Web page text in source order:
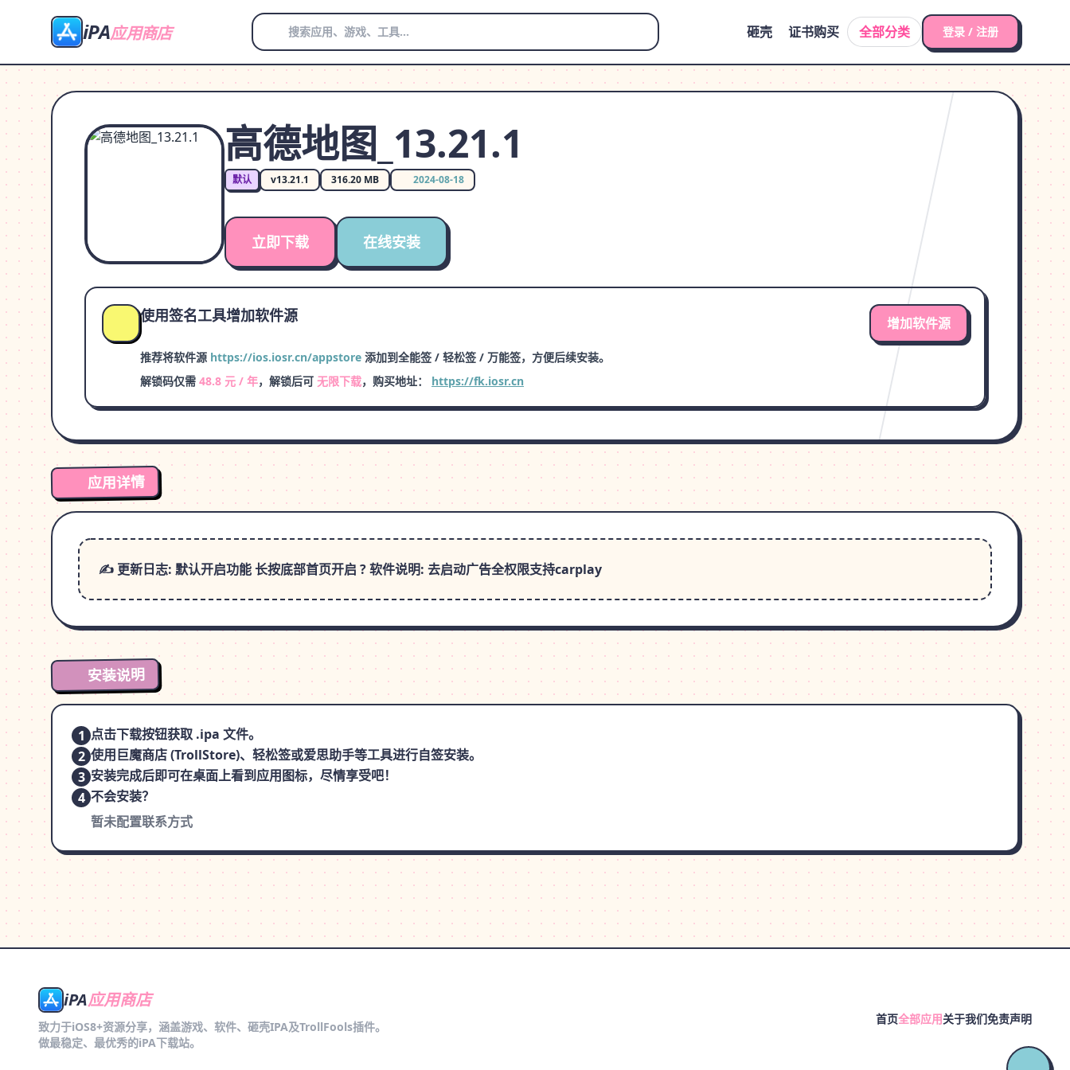
iPA应用商店 砸壳 证书购买 全部分类 登录 / 注册
高德地图_13.21.1
默认 v13.21.1 316.20 MB 2024-08-18
立即下载 在线安装
使用签名工具增加软件源 增加软件源
推荐将软件源 https://ios.iosr.cn/appstore 添加到全能签 / 轻松签 / 万能签，方便后续安装。
解锁码仅需 48.8 元 / 年，解锁后可 无限下载，购买地址： https://fk.iosr.cn
应用详情
✍️ 更新日志: 默认开启功能 长按底部首页开启 ? 软件说明: 去启动广告全权限支持carplay
安装说明
1 点击下载按钮获取 .ipa 文件。
2 使用巨魔商店 (TrollStore)、轻松签或爱思助手等工具进行自签安装。
3 安装完成后即可在桌面上看到应用图标，尽情享受吧！
4 不会安装？
暂未配置联系方式
iPA应用商店
致力于iOS8+资源分享，涵盖游戏、软件、砸壳IPA及TrollFools插件。
做最稳定、最优秀的iPA下载站。
首页全部应用关于我们免责声明